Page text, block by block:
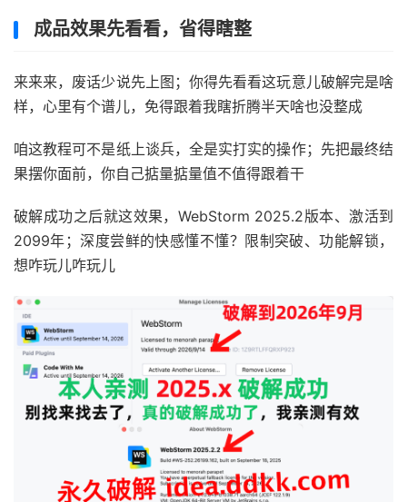
成品效果先看看，省得瞎整
来来来，废话少说先上图；你得先看看这玩意儿破解完是啥
样，心里有个谱儿，免得跟着我瞎折腾半天啥也没整成
咱这教程可不是纸上谈兵，全是实打实的操作；先把最终结
果摆你面前，你自己掂量掂量值不值得跟着干
破解成功之后就这效果，WebStorm 2025.2版本、激活到
2099年；深度尝鲜的快感懂不懂？限制突破、功能解锁，
想咋玩儿咋玩儿